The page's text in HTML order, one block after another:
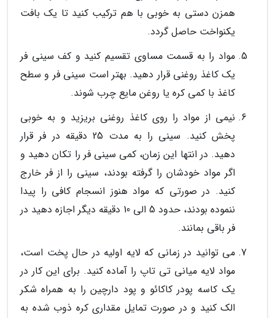
همزن دستی به خوبی با هم ترکیب کنید تا یک بافت
یکنواخت حاصل گردد.
مواد را به قسمت مساوی تقسیم کنید و کف سینی فر
یک کاغذ روغنی قرار دهید. بهتر است سینی فر و سطح
کاغذ با کمی کره یا روغن مایع چرب شوند.
نیمی از مواد را روی کاغذ روغنی بریزید و به خوبی
پخش کنید. سینی را به مدت 25 دقیقه در فر قرار
دهید. در انتها این زمان، کمی سینی فر را تکان دهید و
اگر مواد خودشان را گرفته بودند، سینی را از فر خارج
کنید. در صورتی که مواد هنوز انسجام کافی را پیدا
ننموده بودند، حدود 5 الی 10 دقیقه دیگر اجازه دهید در
فر باقی بمانند.
می توانید در زمانی که لایه اولیه در حال پخت است،
مواد لایه میانی تی تاپ را آماده کنید. برای این کار در
یک کاسه پودر کاکائو و پود دارچین را به همراه شکر
الک کنید و در صورت تمایل مقداری کره ذوب شده به